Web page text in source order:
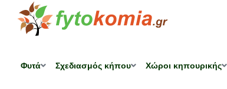
Φυτά Σχεδιασμός κήπου Χώροι κηπουρικής